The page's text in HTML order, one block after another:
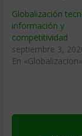
Globalización
información y
competitividad
septiembre 3,
En «Globalizacion»